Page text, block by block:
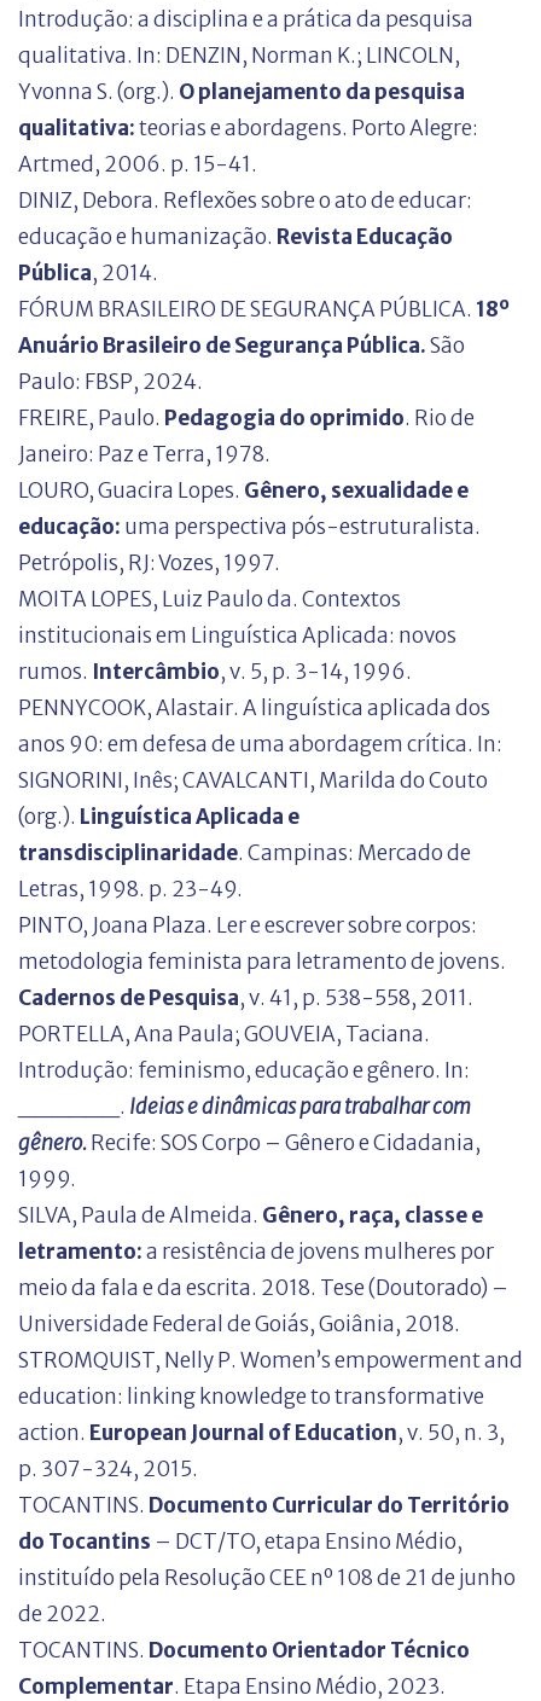
Introdução: a disciplina e a prática da pesquisa
qualitativa. In: DENZIN, Norman K.; LINCOLN,
Yvonna S. (org.). O planejamento da pesquisa
qualitativa:teorias e abordagens. Porto Alegre:
Artmed, 2006. p. 15-41.
DINIZ, Debora. Reflexões sobre o ato de educar:
educação e humanização. Revista Educação
Pública, 2014.
FÓRUM BRASILEIRO DE SEGURANÇA PÚBLICA. 18º
Anuário Brasileiro de Segurança Pública.São
Paulo: FBSP, 2024.
FREIRE, Paulo. Pedagogia do oprimido. Rio de
Janeiro: Paz e Terra, 1978.
LOURO, Guacira Lopes. Gênero, sexualidade e
educação: uma perspectiva pós-estruturalista.
Petrópolis, RJ: Vozes, 1997.
MOITA LOPES, Luiz Paulo da. Contextos
institucionais em Linguística Aplicada: novos
rumos. Intercâmbio, v. 5, p. 3-14, 1996.
PENNYCOOK, Alastair. A linguística aplicada dos
anos 90: em defesa de uma abordagem crítica. In:
SIGNORINI, Inês; CAVALCANTI, Marilda do Couto
(org.). Linguística Aplicada e
transdisciplinaridade. Campinas: Mercado de
Letras, 1998. p. 23-49.
PINTO, Joana Plaza. Ler e escrever sobre corpos:
metodologia feminista para letramento de jovens.
Cadernos de Pesquisa, v. 41, p. 538-558, 2011.
PORTELLA, Ana Paula; GOUVEIA, Taciana.
Introdução: feminismo, educação e gênero. In:
______. Ideias e dinâmicas para trabalhar com
gênero.Recife: SOS Corpo – Gênero e Cidadania,
1999.
SILVA, Paula de Almeida. Gênero, raça, classe e
letramento:a resistência de jovens mulheres por
meio da fala e da escrita. 2018. Tese (Doutorado) –
Universidade Federal de Goiás, Goiânia, 2018.
STROMQUIST, Nelly P. Women’s empowerment and
education: linking knowledge to transformative
action. European Journal of Education, v. 50, n. 3,
p. 307-324, 2015.
TOCANTINS. Documento Curricular do Território
do Tocantins – DCT/TO, etapa Ensino Médio,
instituído pela Resolução CEE nº 108 de 21 de junho
de 2022.
TOCANTINS. Documento Orientador Técnico
Complementar. Etapa Ensino Médio, 2023.